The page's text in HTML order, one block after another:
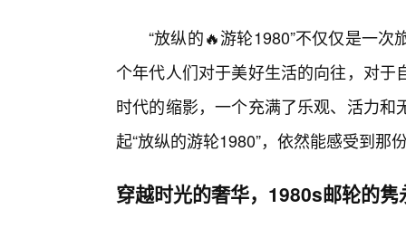
“放纵的🔥游轮1980”不仅仅是一
个年代人们对于美好生活的向往，对
时代的缩影，一个充满了乐观、活力
起“放纵的游轮1980”，依然能感受到那
穿越时光的奢华，1980s邮轮的隽